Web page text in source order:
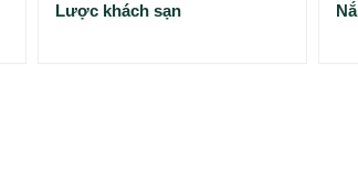
Lược khách sạn